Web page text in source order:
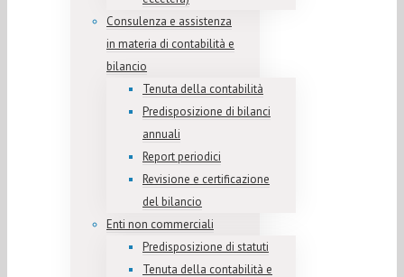
Consulenza e assistenza
in materia di contabilità e
bilancio
Tenuta della contabilità
Predisposizione di bilanci
annuali
Report periodici
Revisione e certificazione
del bilancio
Enti non commerciali
Predisposizione di statuti
Tenuta della contabilità e